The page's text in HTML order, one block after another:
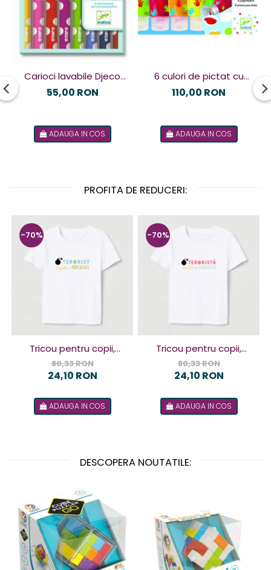
Carioci lavabile Djeco
pentru cei mici
55,00 RON
ADAUGA IN COS
6 culori de pictat cu
mâna Djeco
110,00 RON
ADAUGA IN COS
PROFITA DE REDUCERI:
-70%
Tricou pentru copii,
design Terorist
80,33 RON
24,10 RON
ADAUGA IN COS
-70%
Tricou pentru copii,
design Terorista
80,33 RON
24,10 RON
ADAUGA IN COS
DESCOPERA NOUTATILE: